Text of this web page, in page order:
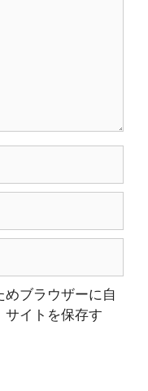
ブラウザーに自
サイトを保存す